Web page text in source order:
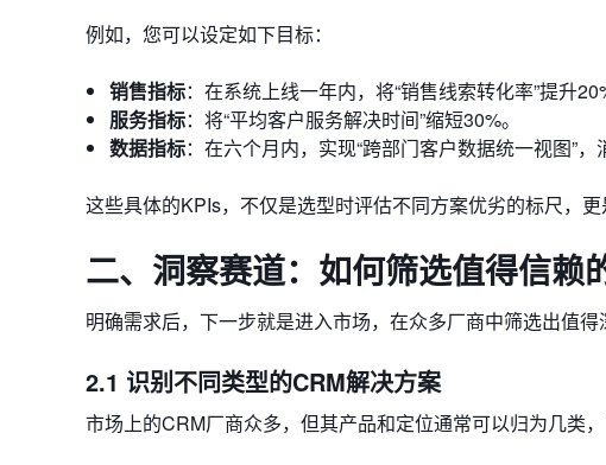
例如，您可以设定如下目标：
销售指标：在系统上线一年内，将“销售线索转化率”提升
服务指标：将“平均客户服务解决时间”缩短30%。
数据指标：在六个月内，实现“跨部门客户数据统一视图”，
这些具体的KPIs，不仅是选型时评估不同方案优劣的标尺，
二、洞察赛道：如何筛选值得信赖
明确需求后，下一步就是进入市场，在众多厂商中筛选出值得
2.1 识别不同类型的CRM解决方案
市场上的CRM厂商众多，但其产品和定位通常可以归为几类